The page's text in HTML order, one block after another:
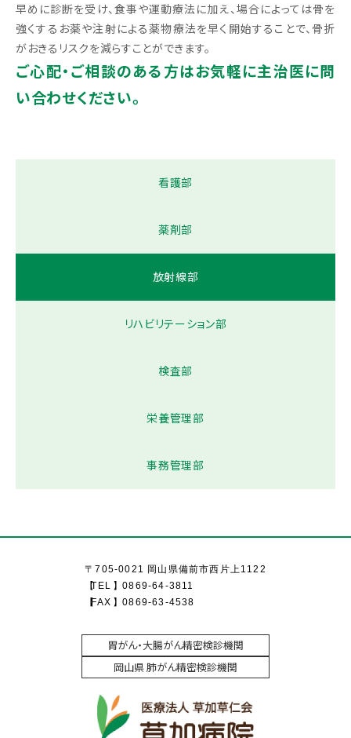
早めに診断を受け、食事や運動療法に加え、場合によっては骨を
強くするお薬や注射による薬物療法を早く開始することで、骨折
がおきるリスクを減らすことができます。
ご心配・ご相談のある方はお気軽に主治医に問
い合わせください。
看護部
薬剤部
放射線部
リハビリテーション部
検査部
栄養管理部
事務管理部
〒705-0021 岡山県備前市西片上1122
TEL
0869-64-3811
FAX
0869-63-4538
胃がん・大腸がん精密検診機関
岡山県 肺がん精密検診機関